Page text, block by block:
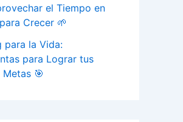
el Tiempo en
Crecer 🌱
para la Vida:
para Lograr tus
Metas 🎯